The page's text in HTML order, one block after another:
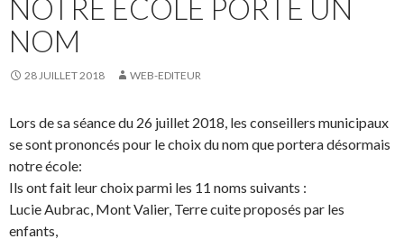
NOTRE ÉCOLE PORTE UN
NOM
28 JUILLET 2018 WEB-EDITEUR
Lors de sa séance du 26 juillet 2018, les conseillers municipaux
se sont prononcés pour le choix du nom que portera désormais
notre école:
Ils ont fait leur choix parmi les 11 noms suivants :
Lucie Aubrac, Mont Valier, Terre cuite proposés par les
enfants,